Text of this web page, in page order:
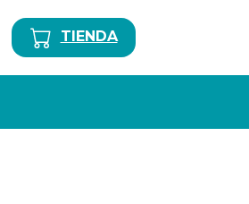
TIENDA